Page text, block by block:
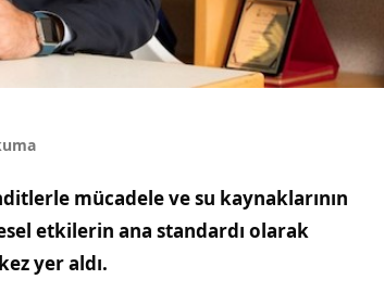
mücadele ve su kaynaklarının
etkilerin ana standardı olarak
yer aldı.